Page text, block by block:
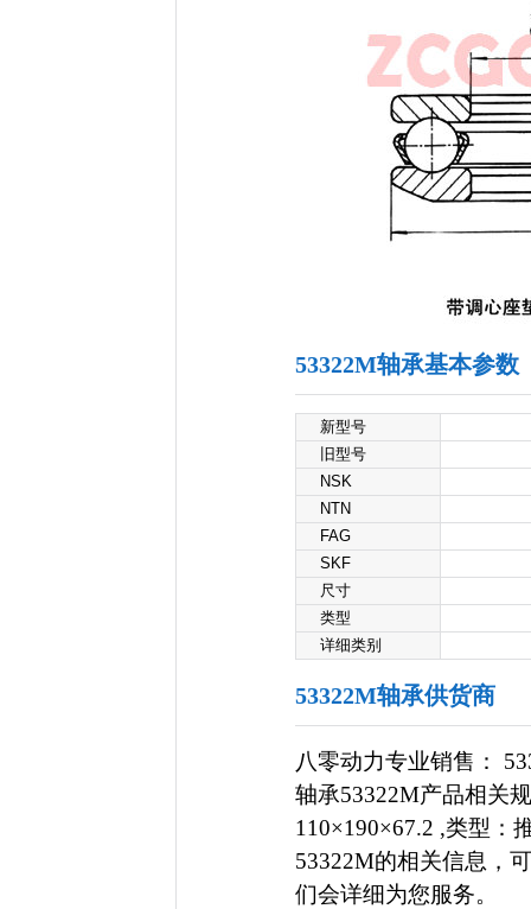
53322M轴承基本参数
新型号
旧型号
NSK
NTN
FAG
SKF
尺寸
类型
详细类别
53322M轴承供货商
八零动力专业销售：
轴承53322M产品相关
110×190×67.2 ,类型：
53322M的相关信息，
们会详细为您服务。